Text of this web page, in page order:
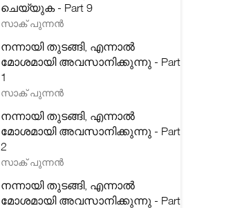
ചെയ്യുക - Part 9
സാക് പുന്നൻ
നന്നായി തുടങ്ങി, എന്നാൽ
മോശമായി അവസാനിക്കുന്നു - Part
1
സാക് പുന്നൻ
നന്നായി തുടങ്ങി, എന്നാൽ
മോശമായി അവസാനിക്കുന്നു - Part
2
സാക് പുന്നൻ
നന്നായി തുടങ്ങി, എന്നാൽ
മോശമായി അവസാനിക്കുന്നു - Part